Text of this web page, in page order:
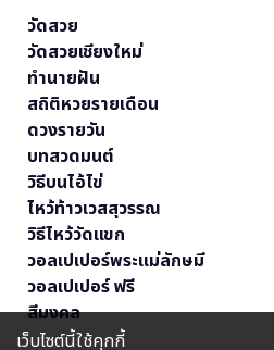
วัดสวย
วัดสวยเชียงใหม่
ทำนายฝัน
สถิติหวยรายเดือน
ดวงรายวัน
บทสวดมนต์
วิธีบนไอ้ไข่
ไหว้ท้าวเวสสุวรรณ
วิธีไหว้วัดแขก
วอลเปเปอร์พระแม่ลักษมี
วอลเปเปอร์ ฟรี
สีมงคล
เว็บไซต์นี้ใช้คุกกี้